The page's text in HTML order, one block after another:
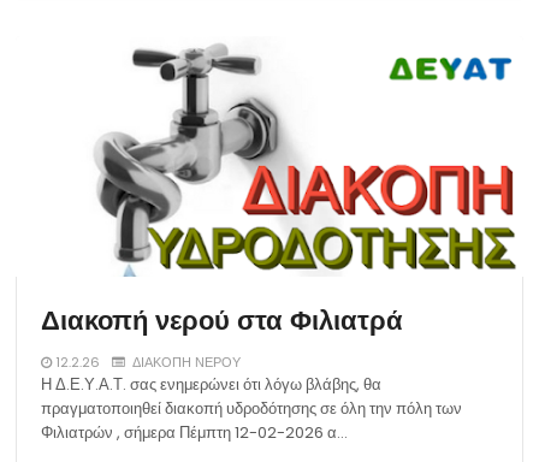
Διακοπή νερού στα Φιλιατρά
12.2.26 ΔΙΑΚΟΠΗ ΝΕΡΟΥ
Η Δ.Ε.Υ.Α.Τ. σας ενημερώνει ότι λόγω βλάβης, θα
πραγματοποιηθεί διακοπή υδροδότησης σε όλη την πόλη των
Φιλιατρών , σήμερα Πέμπτη 12-02-2026 α…